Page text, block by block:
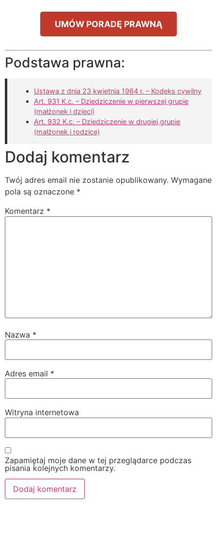
UMÓW PORADĘ PRAWNĄ
Podstawa prawna:
Ustawa z dnia 23 kwietnia 1964 r. – Kodeks cywilny
Art. 931 K.c. – Dziedziczenie w pierwszej grupie
(małżonek i dzieci)
Art. 932 K.c. – Dziedziczenie w drugiej grupie
(małżonek i rodzice)
Dodaj komentarz
Twój adres email nie zostanie opublikowany. Wymagane
pola są oznaczone *
Komentarz *
Nazwa *
Adres email *
Witryna internetowa
Zapamiętaj moje dane w tej przeglądarce podczas
pisania kolejnych komentarzy.